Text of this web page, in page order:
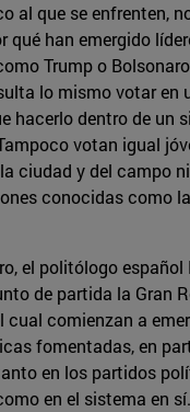
al que se enfrenten,
qué han emergido
Trump o
lo mismo votar en
hacerlo dentro de un
votan igual
ciudad y del campo
conocidas como
el politólogo español
de partida la Gran
cual comienzan a
fomentadas, en
en los partidos
en el sistema en